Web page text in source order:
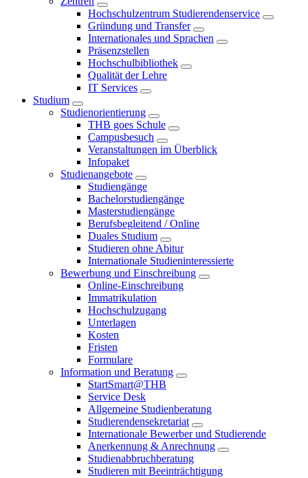
Hochschulzentrum Studierendenservice
Gründung und Transfer
Internationales und Sprachen
Präsenzstellen
Hochschulbibliothek
Qualität der Lehre
IT Services
Studium
Studienorientierung
THB goes Schule
Campusbesuch
Veranstaltungen im Überblick
Infopaket
Studienangebote
Studiengänge
Bachelorstudiengänge
Masterstudiengänge
Berufsbegleitend / Online
Duales Studium
Studieren ohne Abitur
Internationale Studieninteressierte
Bewerbung und Einschreibung
Online-Einschreibung
Immatrikulation
Hochschulzugang
Unterlagen
Kosten
Fristen
Formulare
Information und Beratung
StartSmart@THB
Service Desk
Allgemeine Studienberatung
Studierendensekretariat
Internationale Bewerber und Studierende
Anerkennung & Anrechnung
Studienabbruchberatung
Studieren mit Beeinträchtigung